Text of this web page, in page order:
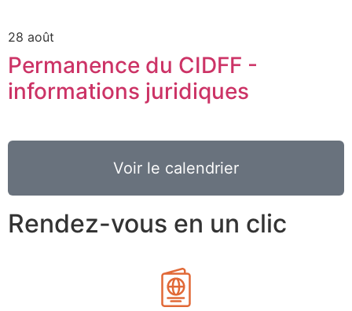
28 août
Permanence du CIDFF -
informations juridiques
Voir le calendrier
Rendez-vous en un clic